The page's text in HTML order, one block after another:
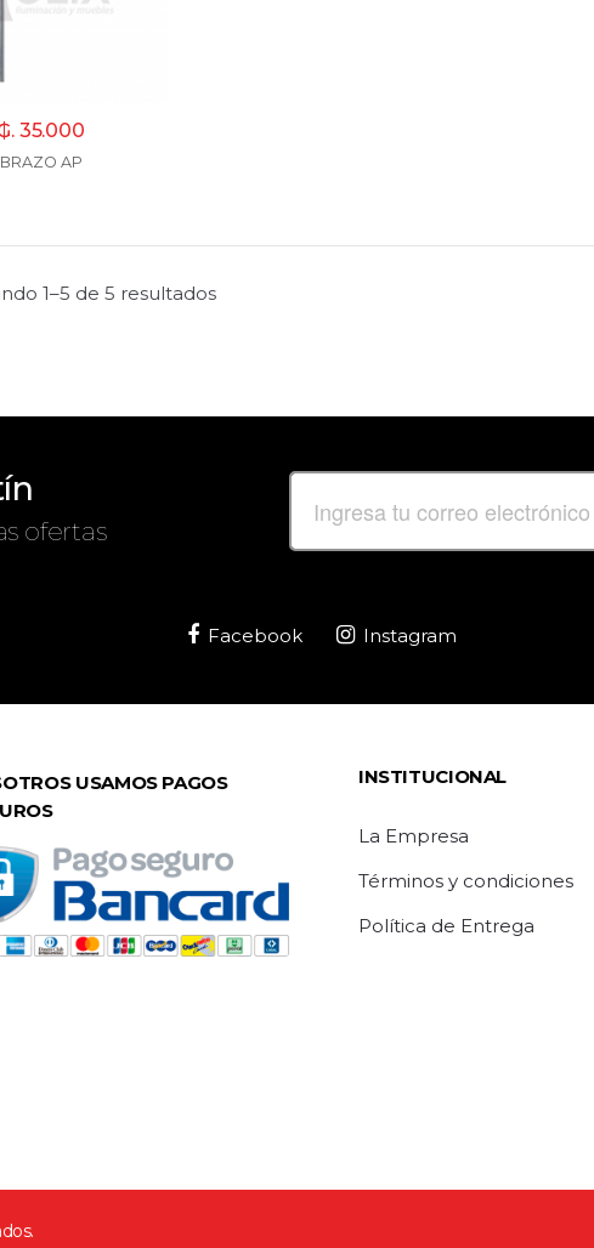
35.000
BRAZO AP
1–5 de 5 resultados
ofertas
Facebook Instagram
USAMOS PAGOS
INSTITUCIONAL
La Empresa
Términos y condiciones
Política de Entrega